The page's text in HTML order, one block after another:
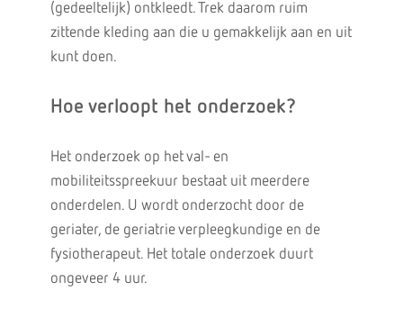
(gedeeltelijk) ontkleedt. Trek daarom ruim
zittende kleding aan die u gemakkelijk aan en uit
kunt doen.
Hoe verloopt het onderzoek?
Het onderzoek op het val- en
mobiliteitsspreekuur bestaat uit meerdere
onderdelen. U wordt onderzocht door de
geriater, de geriatrie verpleegkundige en de
fysiotherapeut. Het totale onderzoek duurt
ongeveer 4 uur.